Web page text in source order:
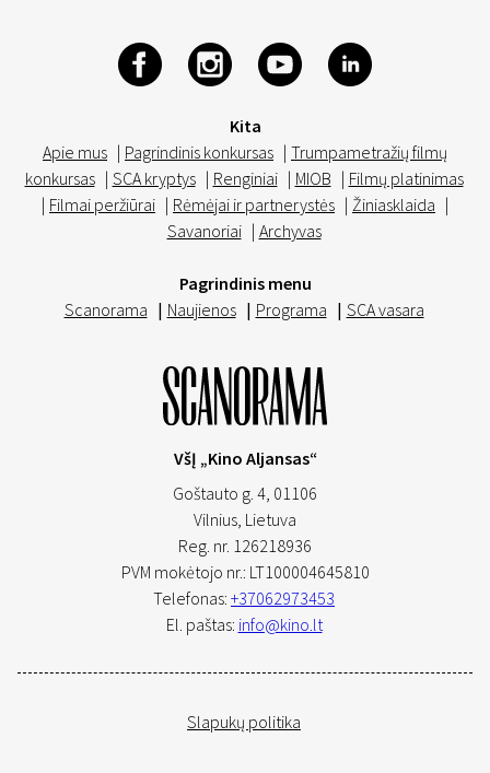
Kita
Apie mus | Pagrindinis konkursas | Trumpametražių filmų
konkursas | SCA kryptys | Renginiai | MIOB | Filmų platinimas
| Filmai peržiūrai | Rėmėjai ir partnerystės | Žiniasklaida |
Savanoriai | Archyvas
Pagrindinis menu
Scanorama | Naujienos | Programa | SCA vasara
VšĮ „Kino Aljansas“
Goštauto g. 4, 01106
Vilnius, Lietuva
Reg. nr. 126218936
PVM mokėtojo nr.: LT100004645810
Telefonas: +37062973453
El. paštas: info@kino.lt
Slapukų politika